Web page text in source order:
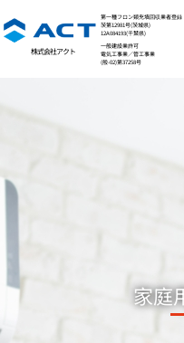
株式会社アクト
第一種フロン類充填回収業者登録
茨第12981号(茨城県)
12A084193(千葉県)
一般建設業許可
電気工事業／管工事業
(般-02)第37258号
家庭